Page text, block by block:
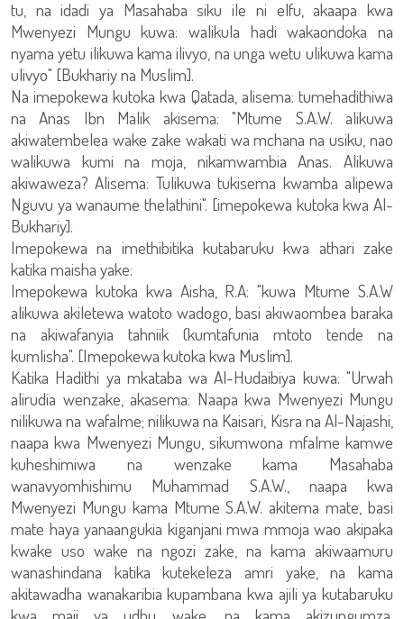
tu, na idadi ya Masahaba siku ile ni elfu, akaapa kwa
Mwenyezi Mungu kuwa: walikula hadi wakaondoka na
nyama yetu ilikuwa kama ilivyo, na unga wetu ulikuwa kama
ulivyo" [Bukhariy na Muslim].
Na imepokewa kutoka kwa Qatada, alisema: tumehadithiwa
na Anas Ibn Malik akisema: "Mtume S.A.W. alikuwa
akiwatembelea wake zake wakati wa mchana na usiku, nao
walikuwa kumi na moja, nikamwambia Anas. Alikuwa
akiwaweza? Alisema: Tulikuwa tukisema kwamba alipewa
Nguvu ya wanaume thelathini". [imepokewa kutoka kwa Al-
Bukhariy].
Imepokewa na imethibitika kutabaruku kwa athari zake
katika maisha yake:
Imepokewa kutoka kwa Aisha, R.A: "kuwa Mtume S.A.W
alikuwa akiletewa watoto wadogo, basi akiwaombea baraka
na akiwafanyia tahniik (kumtafunia mtoto tende na
kumlisha". [Imepokewa kutoka kwa Muslim].
Katika Hadithi ya mkataba wa Al-Hudaibiya kuwa: "Urwah
alirudia wenzake, akasema: Naapa kwa Mwenyezi Mungu
nilikuwa na wafalme; nilikuwa na Kaisari, Kisra na Al-Najashi,
naapa kwa Mwenyezi Mungu, sikumwona mfalme kamwe
kuheshimiwa na wenzake kama Masahaba
wanavyomhishimu Muhammad S.A.W., naapa kwa
Mwenyezi Mungu kama Mtume S.A.W. akitema mate, basi
mate haya yanaangukia kiganjani mwa mmoja wao akipaka
kwake uso wake na ngozi zake, na kama akiwaamuru
wanashindana katika kutekeleza amri yake, na kama
akitawadha wanakaribia kupambana kwa ajili ya kutabaruku